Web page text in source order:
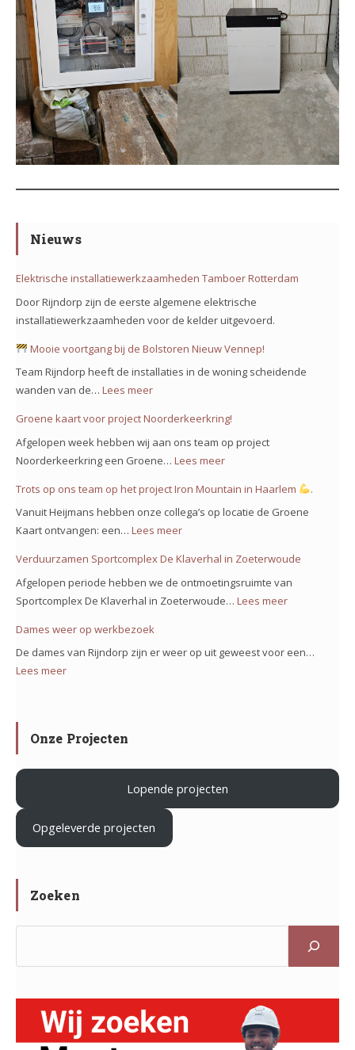
Nieuws
Elektrische installatiewerkzaamheden Tamboer Rotterdam
Door Rijndorp zijn de eerste algemene elektrische
installatiewerkzaamheden voor de kelder uitgevoerd.
Mooie voortgang bij de Bolstoren Nieuw Vennep!
Team Rijndorp heeft de installaties in de woning scheidende
wanden van de… Lees meer:
voortgang
bij
de
Bolstoren
Nieuw
Groene kaart voor project Noorderkeerkring!
Afgelopen week hebben wij aan ons team op project
Noorderkeerkring een Groene… Lees meer:
voor
Noorderkeerkring!
Trots op ons team op het project Iron Mountain in Haarlem
.
Vanuit Heijmans hebben onze collega’s op locatie de Groene
Kaart ontvangen: een… Lees meer:
ons
team
het
.
Verduurzamen Sportcomplex De Klaverhal in Zoeterwoude
Afgelopen periode hebben we de ontmoetingsruimte van
Sportcomplex De Klaverhal in Zoeterwoude… Lees meer:
De
Dames weer op werkbezoek
De dames van Rijndorp zijn er weer op uit geweest voor een…
Lees meer:
op
werkbezoek
Onze Projecten
Lopende projecten
Opgeleverde projecten
Zoeken